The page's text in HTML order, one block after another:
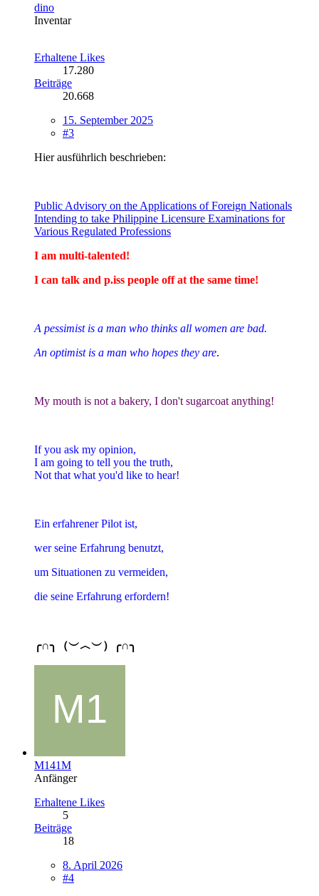
dino
Inventar
Erhaltene Likes
17.280
Beiträge
20.668
15. September 2025
#3
Hier ausführlich beschrieben:
Public Advisory on the Applications of Foreign Nationals
Intending to take Philippine Licensure Examinations for
Various Regulated Professions
I am multi-talented!
I can talk and p.iss people off at the same time!
A pessimist is a man who thinks all women are bad.
An optimist is a man who hopes they are.
My mouth is not a bakery, I don't sugarcoat anything!
If you ask my opinion,
I am going to tell you the truth,
Not that what you'd like to hear!
Ein erfahrener Pilot ist,
wer seine Erfahrung benutzt,
um Situationen zu vermeiden,
die seine Erfahrung erfordern!
╭∩╮（︶︿︶）╭∩╮
M141M
Anfänger
Erhaltene Likes
5
Beiträge
18
8. April 2026
#4